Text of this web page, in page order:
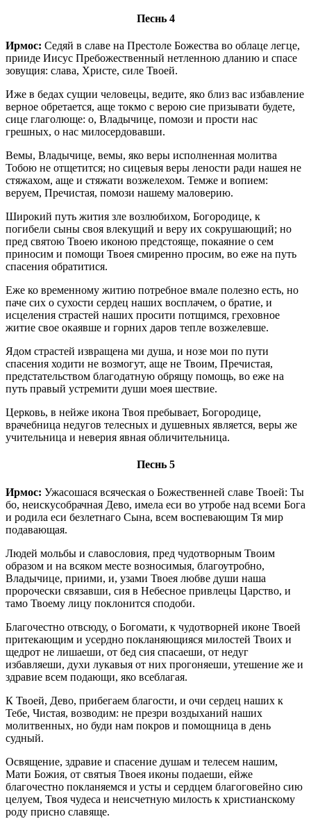
Песнь 4
Ирмос: Седяй в славе на Престоле Божества во облаце легце,
прииде Иисус Пребожественный нетленною дланию и спасе
зовущия: слава, Христе, силе Твоей.
Иже в бедах сущии человецы, ведите, яко близ вас избавление
верное обретается, аще токмо с верою сие призывати будете,
сице глаголюще: о, Владычице, помози и прости нас
грешных, о нас милосердовавши.
Вемы, Владычице, вемы, яко веры исполненная молитва
Тобою не отщетится; но сицевыя веры лености ради нашея не
стяжахом, аще и стяжати возжелехом. Темже и вопием:
веруем, Пречистая, помози нашему маловерию.
Широкий путь жития зле возлюбихом, Богородице, к
погибели сыны своя влекущий и веру их сокрушающий; но
пред святою Твоею иконою предстояще, покаяние о сем
приносим и помощи Твоея смиренно просим, во еже на путь
спасения обратитися.
Еже ко временному житию потребное вмале полезно есть, но
паче сих о сухости сердец наших восплачем, о братие, и
исцеления страстей наших просити потщимся, греховное
житие свое окаявше и горних даров тепле возжелевше.
Ядом страстей извращена ми душа, и нозе мои по пути
спасения ходити не возмогут, аще не Твоим, Пречистая,
предстательством благодатную обрящу помощь, во еже на
путь правый устремити души моея шествие.
Церковь, в нейже икона Твоя пребывает, Богородице,
врачебница недугов телесных и душевных является, веры же
учительница и неверия явная обличительница.
Песнь 5
Ирмос: Ужасошася всяческая о Божественней славе Твоей: Ты
бо, неискусобрачная Дево, имела еси во утробе над всеми Бога
и родила еси безлетнаго Сына, всем воспевающим Тя мир
подавающая.
Людей мольбы и славословия, пред чудотворным Твоим
образом и на всяком месте возносимыя, благоутробно,
Владычице, приими, и, узами Твоея любве души наша
пророчески связавши, сия в Небесное привлецы Царство, и
тамо Твоему лицу поклонится сподоби.
Благочестно отвсюду, о Богомати, к чудотворней иконе Твоей
притекающим и усердно покланяющияся милостей Твоих и
щедрот не лишаеши, от бед сия спасаеши, от недуг
избавляеши, духи лукавыя от них прогоняеши, утешение же и
здравие всем подающи, яко всеблагая.
К Твоей, Дево, прибегаем благости, и очи сердец наших к
Тебе, Чистая, возводим: не презри воздыханий наших
молитвенных, но буди нам покров и помощница в день
судный.
Освящение, здравие и спасение душам и телесем нашим,
Мати Божия, от святыя Твоея иконы подаеши, ейже
благочестно покланяемся и усты и сердцем благоговейно сию
целуем, Твоя чудеса и неисчетную милость к христианскому
роду присно славяще.